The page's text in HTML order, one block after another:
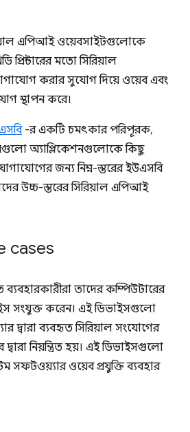
এপিআই ওয়েবসাইটগুলোকে
প্রিন্টারের মতো সিরিয়াল
করার সুযোগ দিয়ে ওয়েব এবং
স্থাপন করে।
-র একটি চমৎকার পরিপূরক,
অ্যাপ্লিকেশনগুলোকে কিছু
জন্য নিম্ন-স্তরের ইউএসবি
উচ্চ-স্তরের সিরিয়াল এপিআই
cases
ব্যবহারকারীরা তাদের কম্পিউটারের
সংযুক্ত করেন। এই ডিভাইসগুলো
দ্বারা ব্যবহৃত সিরিয়াল সংযোগের
দ্বারা নিয়ন্ত্রিত হয়। এই ডিভাইসগুলো
সফটওয়্যার ওয়েব প্রযুক্তি ব্যবহার